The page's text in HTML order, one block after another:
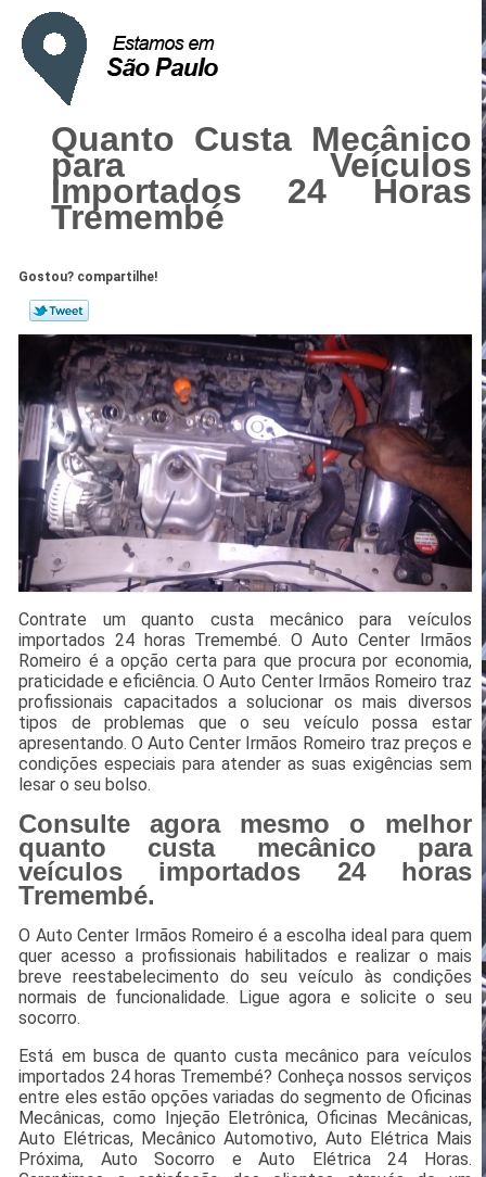
Quanto Custa Mecânico
para Veículos
Importados 24 Horas
Tremembé
Gostou? compartilhe!
Contrate um quanto custa mecânico para veículos
importados 24 horas Tremembé. O Auto Center Irmãos
Romeiro é a opção certa para que procura por economia,
praticidade e eficiência. O Auto Center Irmãos Romeiro traz
profissionais capacitados a solucionar os mais diversos
tipos de problemas que o seu veículo possa estar
apresentando. O Auto Center Irmãos Romeiro traz preços e
condições especiais para atender as suas exigências sem
lesar o seu bolso.
Consulte agora mesmo o melhor
quanto custa mecânico para
veículos importados 24 horas
Tremembé.
O Auto Center Irmãos Romeiro é a escolha ideal para quem
quer acesso a profissionais habilitados e realizar o mais
breve reestabelecimento do seu veículo às condições
normais de funcionalidade. Ligue agora e solicite o seu
socorro.
Está em busca de quanto custa mecânico para veículos
importados 24 horas Tremembé? Conheça nossos serviços
entre eles estão opções variadas do segmento de Oficinas
Mecânicas, como Injeção Eletrônica, Oficinas Mecânicas,
Auto Elétricas, Mecânico Automotivo, Auto Elétrica Mais
Próxima, Auto Socorro e Auto Elétrica 24 Horas.